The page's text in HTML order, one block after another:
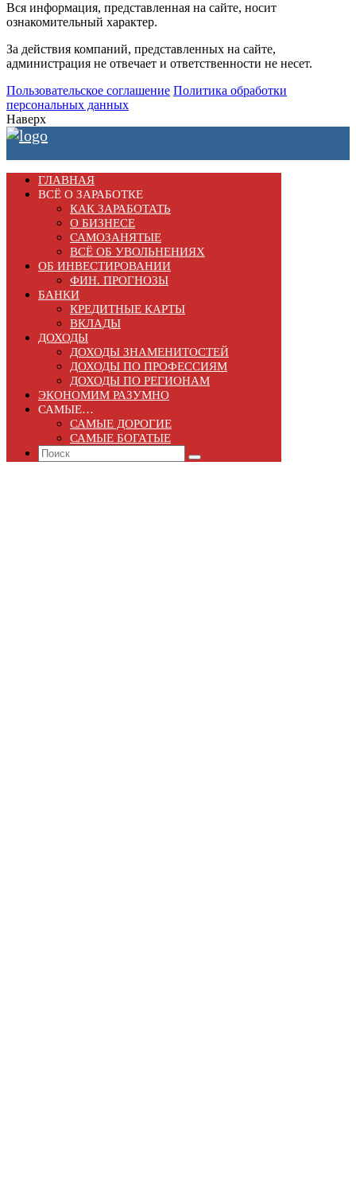
Вся информация, представленная на сайте, носит
ознакомительный характер.
За действия компаний, представленных на сайте,
администрация не отвечает и ответственности не несет.
Пользовательское соглашение Политика обработки
персональных данных
Наверх
ГЛАВНАЯ
ВСЁ О ЗАРАБОТКЕ
КАК ЗАРАБОТАТЬ
О БИЗНЕСЕ
САМОЗАНЯТЫЕ
ВСЁ ОБ УВОЛЬНЕНИЯХ
ОБ ИНВЕСТИРОВАНИИ
ФИН. ПРОГНОЗЫ
БАНКИ
КРЕДИТНЫЕ КАРТЫ
ВКЛАДЫ
ДОХОДЫ
ДОХОДЫ ЗНАМЕНИТОСТЕЙ
ДОХОДЫ ПО ПРОФЕССИЯМ
ДОХОДЫ ПО РЕГИОНАМ
ЭКОНОМИМ РАЗУМНО
САМЫЕ…
САМЫЕ ДОРОГИЕ
САМЫЕ БОГАТЫЕ
Search